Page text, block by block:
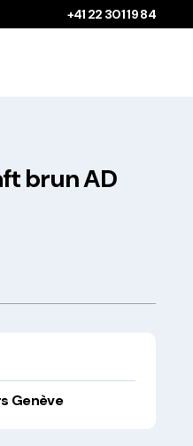
+41 22 301 19 84
fabriqués
brun AD
Genève